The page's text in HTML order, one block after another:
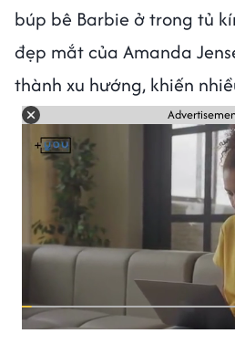
búp bê Barbie ở trong tủ
đẹp mắt của Amanda
thành xu hướng, khiến